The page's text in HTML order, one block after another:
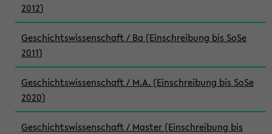
2012)
Geschichtswissenschaft / Ba (Einschreibung bis SoSe
2011)
Geschichtswissenschaft / M.A. (Einschreibung bis SoSe
2020)
Geschichtswissenschaft / Master (Einschreibung bis